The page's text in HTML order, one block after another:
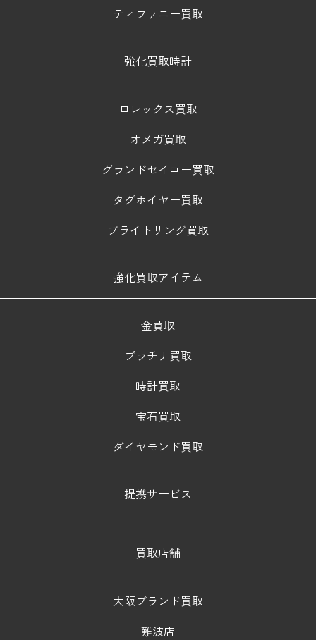
ティファニー買取
強化買取時計
ロレックス買取
オメガ買取
グランドセイコー買取
タグホイヤー買取
ブライトリング買取
強化買取アイテム
金買取
プラチナ買取
時計買取
宝石買取
ダイヤモンド買取
提携サービス
買取店舗
大阪ブランド買取
難波店